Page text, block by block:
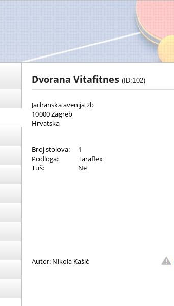
Dvorana Vitafitnes (ID:102)
Jadranska avenija 2b
10000 Zagreb
Hrvatska
Broj stolova:
1
Podloga:
Taraflex
Tuš:
Ne
Autor: Nikola Kašić